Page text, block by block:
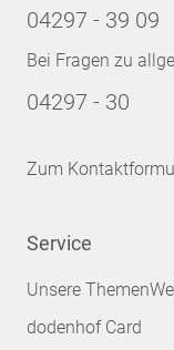
04297 - 39 09
Bei Fragen zu
04297 - 30
Zum
Service
Unsere
dodenhof Card